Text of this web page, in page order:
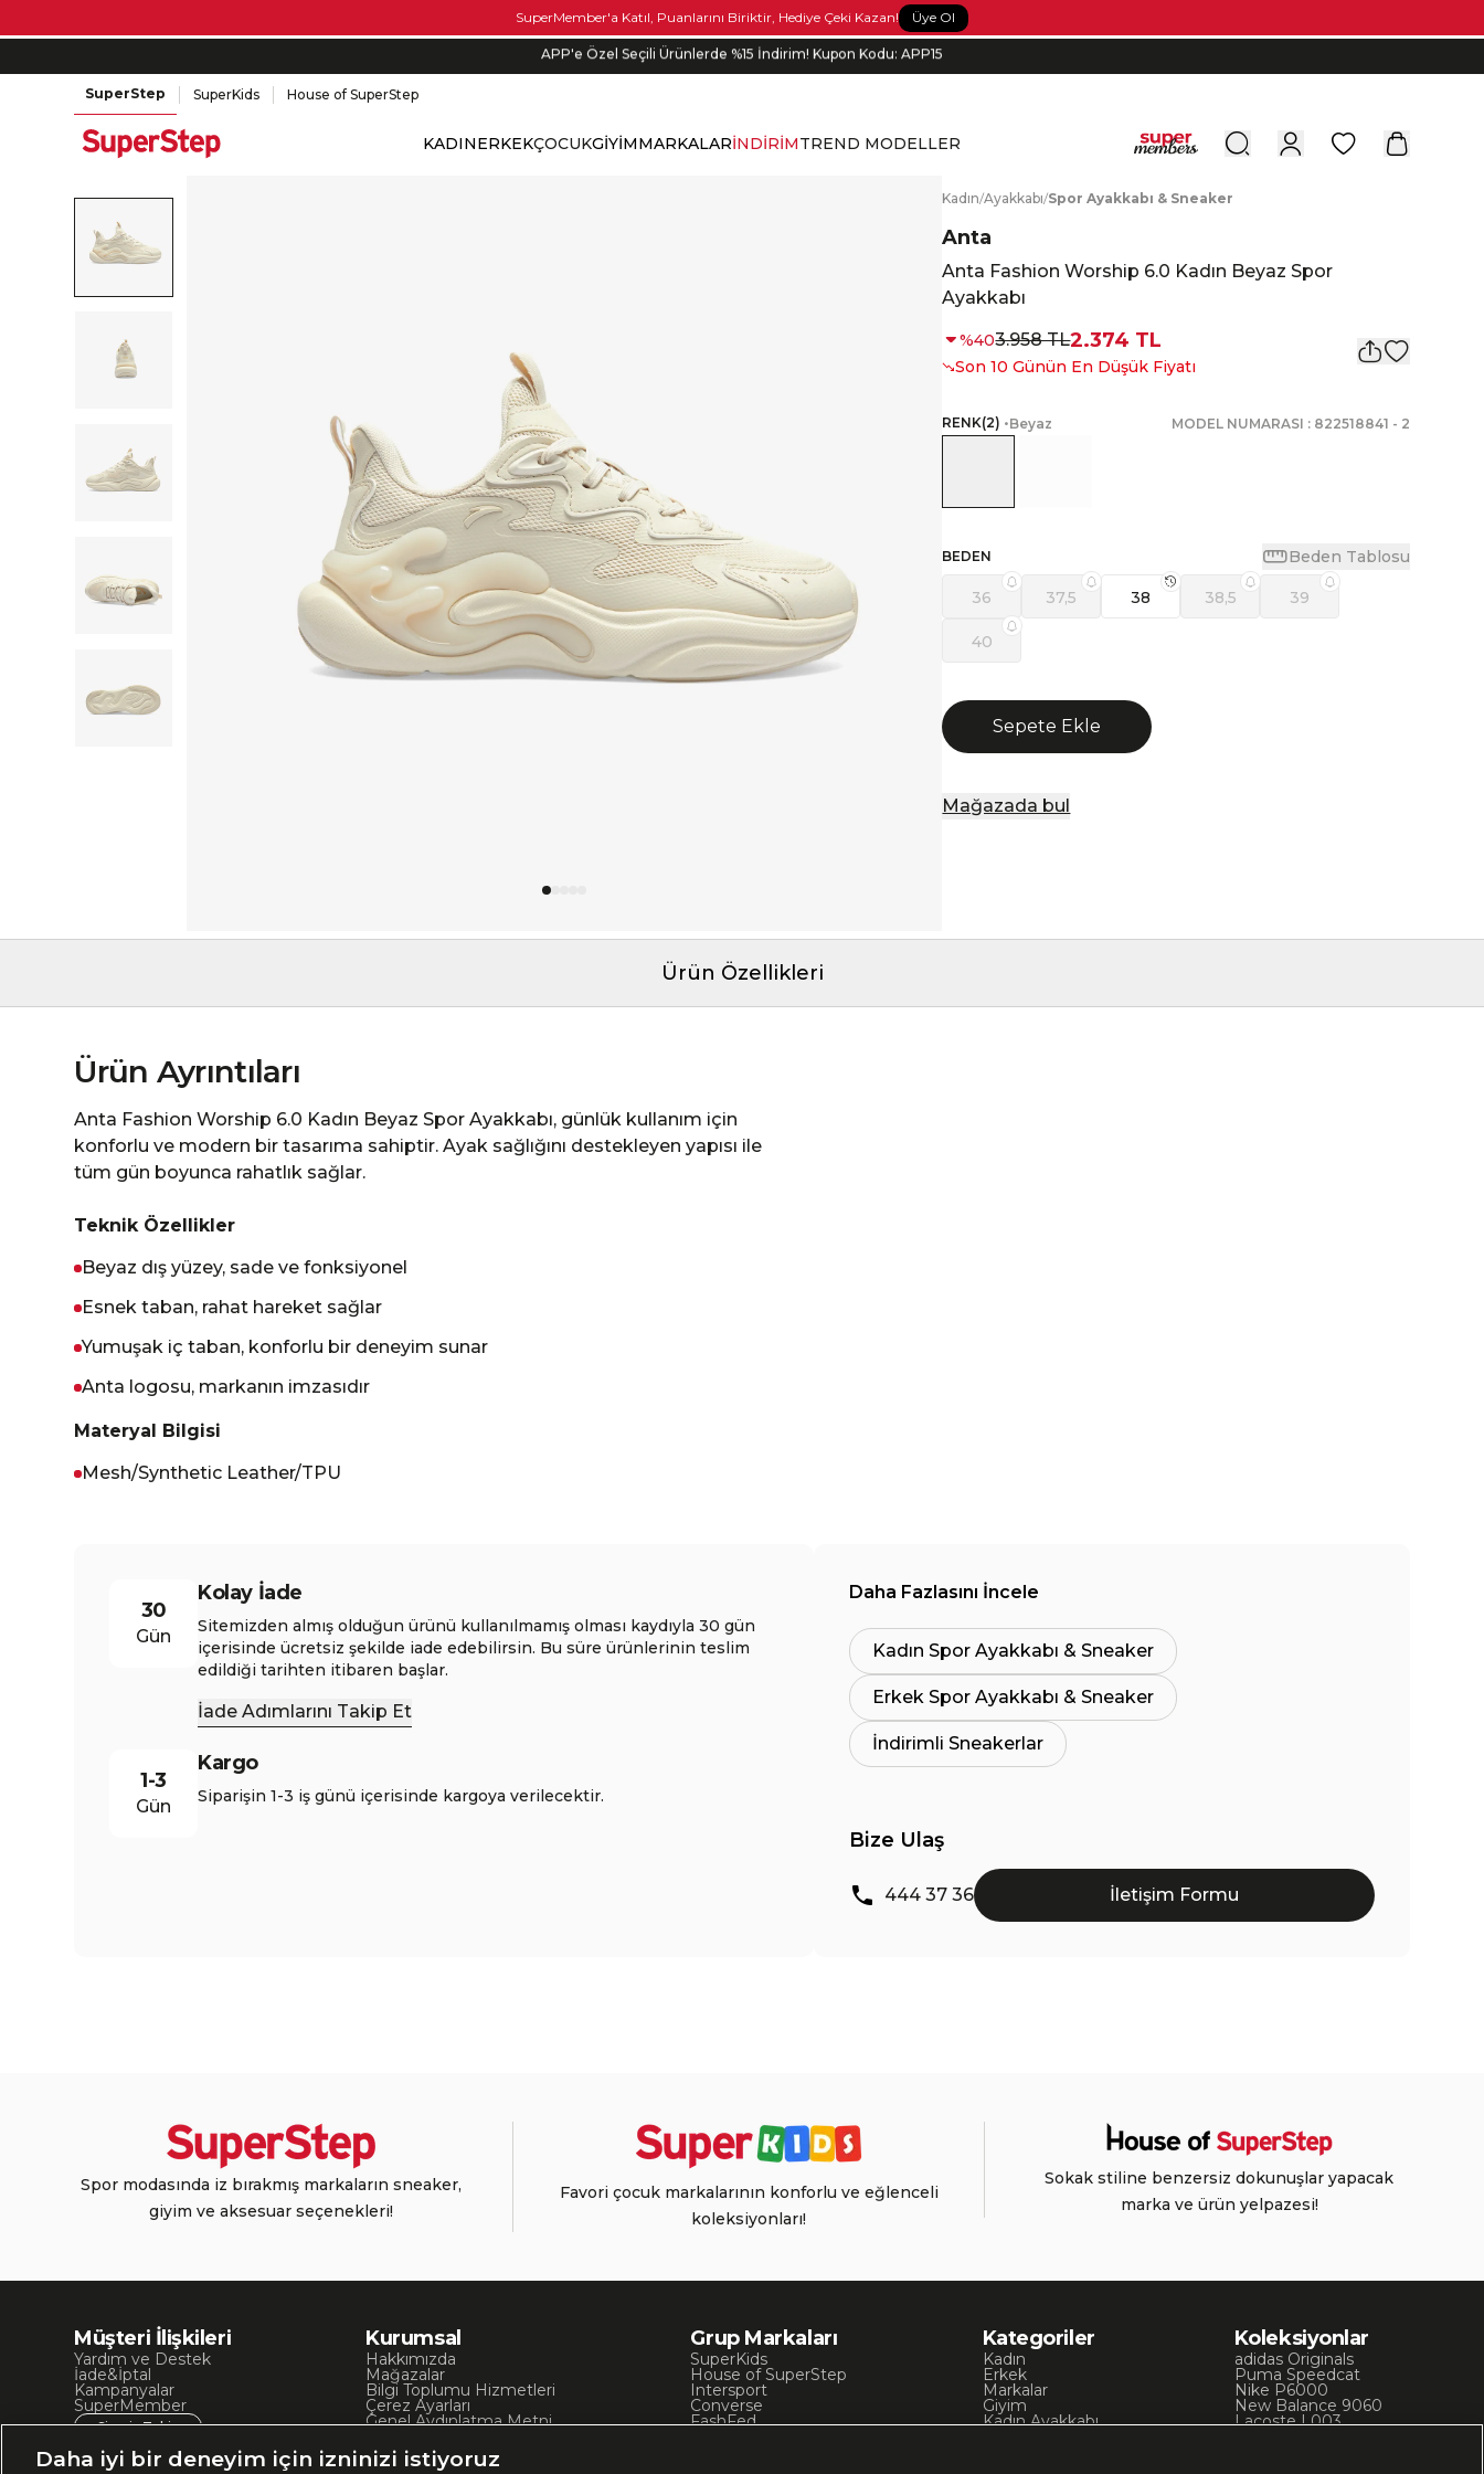
SuperMember'a Katıl, Puanlarını Biriktir, Hediye Çeki Kazan! Üye Ol
Siparişin 1-3 iş günü içerisinde kargoya verilecektir.
APP'e Özel Seçili Ürünlerde %15 İndirim! Kupon Kodu: APP15
SuperStep SuperKids House of SuperStep
KADINERKEKÇOCUKGİYİMMARKALARİNDİRİMTREND MODELLER 0
Kadın/Ayakkabı/Spor Ayakkabı & Sneaker
Anta
Anta Fashion Worship 6.0 Kadın Beyaz Spor
Ayakkabı
%403.958 TL2.374 TL
Son 10 Günün En Düşük Fiyatı
RENK(2) •Beyaz MODEL NUMARASI : 822518841 - 2
BEDEN Beden Tablosu
36 37,5 38 38,5 39
40
Sepete Ekle
Mağazada bul
Ürün Özellikleri
Ürün Ayrıntıları
Anta Fashion Worship 6.0 Kadın Beyaz Spor Ayakkabı, günlük kullanım için
konforlu ve modern bir tasarıma sahiptir. Ayak sağlığını destekleyen yapısı ile
tüm gün boyunca rahatlık sağlar.
Teknik Özellikler
Beyaz dış yüzey, sade ve fonksiyonel
Esnek taban, rahat hareket sağlar
Yumuşak iç taban, konforlu bir deneyim sunar
Anta logosu, markanın imzasıdır
Materyal Bilgisi
Mesh/Synthetic Leather/TPU
30
Gün
Kolay İade
Sitemizden almış olduğun ürünü kullanılmamış olması kaydıyla 30 gün
içerisinde ücretsiz şekilde iade edebilirsin. Bu süre ürünlerinin teslim
edildiği tarihten itibaren başlar.
İade Adımlarını Takip Et
1-3
Gün
Kargo
Siparişin 1-3 iş günü içerisinde kargoya verilecektir.
Daha Fazlasını İncele
Kadın Spor Ayakkabı & Sneaker
Erkek Spor Ayakkabı & Sneaker
İndirimli Sneakerlar
Bize Ulaş
444 37 36 İletişim Formu
Spor modasında iz bırakmış markaların sneaker,
giyim ve aksesuar seçenekleri!
Favori çocuk markalarının konforlu ve eğlenceli
koleksiyonları!
Sokak stiline benzersiz dokunuşlar yapacak
marka ve ürün yelpazesi!
Müşteri İlişkileri
Yardım ve Destek
İade&İptal
Kampanyalar
SuperMember
Sipariş Takip
Kurumsal
Hakkımızda
Mağazalar
Bilgi Toplumu Hizmetleri
Çerez Ayarları
Genel Aydınlatma Metni
Site Haritası
İşlem Rehberi
Grup Markaları
SuperKids
House of SuperStep
Intersport
Converse
FashFed
Kategoriler
Kadın
Erkek
Markalar
Giyim
Kadın Ayakkabı
Koleksiyonlar
adidas Originals
Puma Speedcat
Nike P6000
New Balance 9060
Lacoste L003
Daha iyi bir deneyim için izninizi istiyoruz